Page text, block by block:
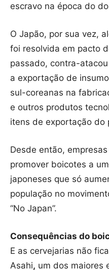
escravo na época do
O Japão, por sua vez,
foi resolvida em pacto
passado, contra-
a exportação de
sul-coreanas na
e outros produtos
itens de exportação do
Desde então,
promover boicotes a
japoneses que só
população no
“No Japan”.
Consequências do
E as cervejarias não
Asahi, um dos maiores